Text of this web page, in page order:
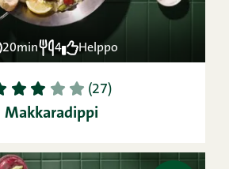
20min 4 Helppo
2 3 4 5 (27)
Makkaradippi